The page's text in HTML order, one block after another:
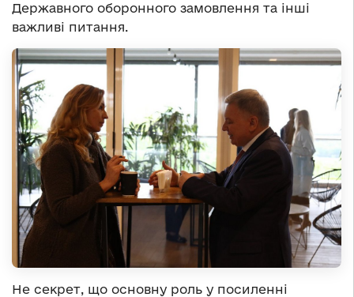
Державного оборонного замовлення та інші
важливі питання.
Не секрет, що основну роль у посиленні